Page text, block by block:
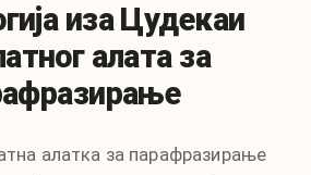
иза Цудекаи
алата за
алатка за парафразирање